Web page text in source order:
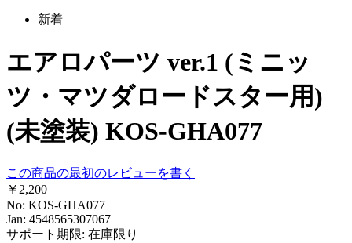
新着
エアロパーツ ver.1 (ミニッ
ツ・マツダロードスター用)
(未塗装) KOS-GHA077
この商品の最初のレビューを書く
￥2,200
No: KOS-GHA077
Jan: 4548565307067
サポート期限: 在庫限り